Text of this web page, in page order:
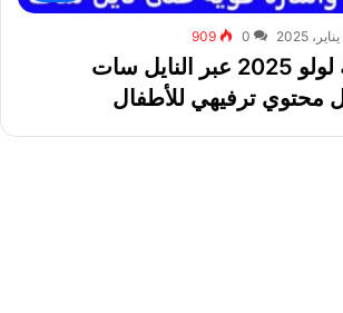
0
909
تردد قناة وناسة لولو 2025 عبر النايل سات
محتوي ترفيهي للأطفال